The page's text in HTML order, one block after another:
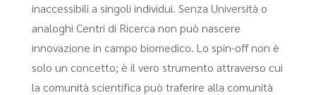
inaccessibili a singoli individui. Senza Università o
analoghi Centri di Ricerca non può nascere
innovazione in campo biomedico. Lo spin-off non è
solo un concetto; è il vero strumento attraverso cui
la comunità scientifica può traferire alla comunità